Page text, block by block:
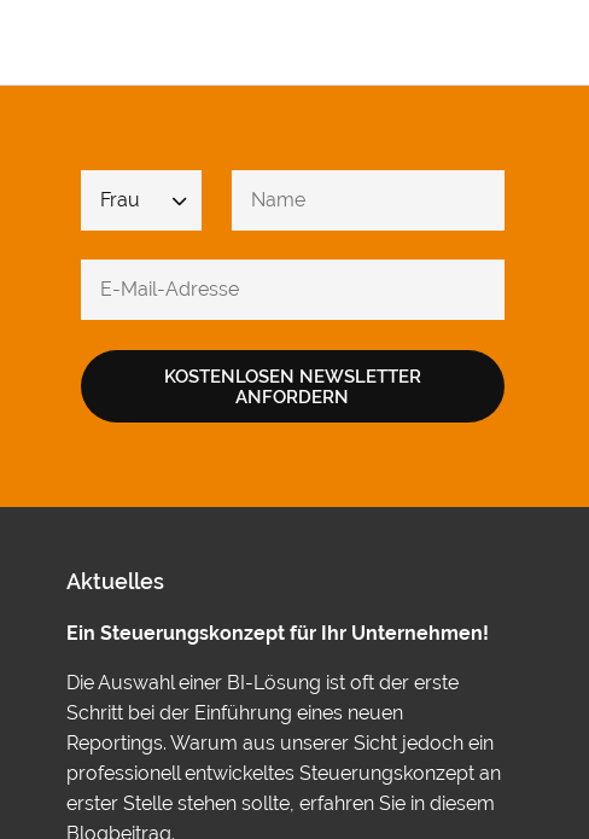
KOSTENLOSEN NEWSLETTER
ANFORDERN
Aktuelles
Ein Steuerungskonzept für Ihr Unternehmen!
Die Auswahl einer BI-Lösung ist oft der erste
Schritt bei der Einführung eines neuen
Reportings. Warum aus unserer Sicht jedoch ein
professionell entwickeltes Steuerungskonzept an
erster Stelle stehen sollte, erfahren Sie in diesem
Blogbeitrag.